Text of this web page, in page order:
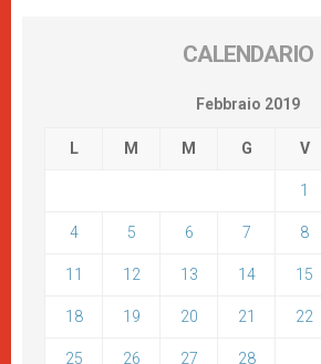
CALENDARIO
Febbraio 2019
L M M G V
1
4 5 6 7 8
11 12 13 14 15
18 19 20 21 22
25 26 27 28